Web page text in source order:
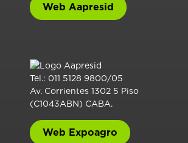
Web Aapresid
Tel.: 011 5128 9800/05
Av. Corrientes 1302 5 Piso
(C1043ABN) CABA.
Web Expoagro